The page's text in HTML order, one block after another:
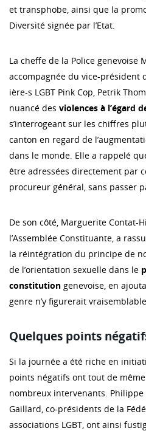
et transphobe, ainsi que la
Diversité signée par l’Etat.
La cheffe de la Police genevoise
accompagnée du vice-président
ière-s LGBT Pink Cop, Petrik
nuancé des violences à l’égard
s’interrogeant sur les chiffres
canton en regard de
dans le monde. Elle a rappelé
être adressées directement par
procureur général, sans passer
De son côté, Marguerite Contat-
l’Assemblée Constituante, a
la réintégration du principe de
de l’orientation sexuelle dans le
constitution genevoise, en
genre n’y figurerait
Quelques points
Si la journée a été riche en
points négatifs ont tout de
nombreux intervenants.
Gaillard, co-présidents de la
associations LGBT, ont ainsi